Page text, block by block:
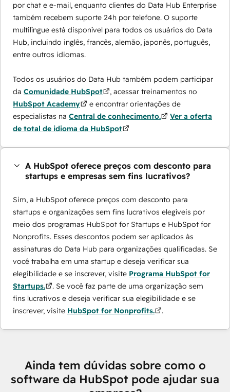
por chat e e-mail, enquanto clientes do Data Hub Enterprise
também recebem suporte 24h por telefone. O suporte
multilíngue está disponível para todos os usuários do Data
Hub, incluindo inglês, francês, alemão, japonês, português,
entre outros idiomas.
Todos os usuários do Data Hub também podem participar
da Comunidade HubSpot
, acessar treinamentos no
HubSpot Academy
e encontrar orientações de
especialistas na Central de conhecimento.
Ver a oferta
de total de idioma da HubSpot
A HubSpot oferece preços com desconto para
startups e empresas sem fins lucrativos?
Sim, a HubSpot oferece preços com desconto para
startups e organizações sem fins lucrativos elegíveis por
meio dos programas ​HubSpot for Startups e HubSpot for
Nonprofits. Esses descontos podem ser aplicados às
assinaturas do Data Hub para organizações qualificadas. Se
você trabalha em uma startup e deseja verificar sua
elegibilidade e se inscrever, visite Programa HubSpot for
Startups.
. Se você faz parte de uma organização sem
fins lucrativos e deseja verificar sua elegibilidade e se
inscrever, visite HubSpot for Nonprofits. .
Ainda tem dúvidas sobre como o
software da HubSpot pode ajudar sua